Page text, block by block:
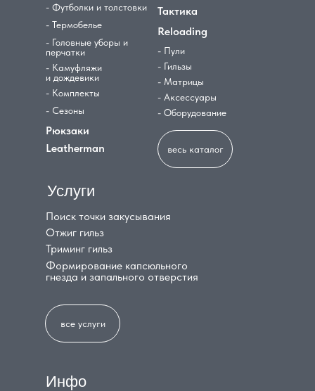
Инфо
- Футболки и толстовки
- Термобелье
- Головные уборы и
перчатки
- Камуфляжи
и дождевики
- Комплекты
- Сезоны
Рюкзаки
Leatherman
Тактика
Reloading
- Пули
- Гильзы
- Матрицы
- Аксессуары
- Оборудование
Поиск точки закусывания
Услуги
Отжиг гильз
Триминг гильз
Формирование капсюльного
гнезда и запального отверстия
весь каталог
все услуги